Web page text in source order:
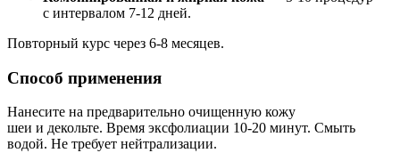
с интервалом 7-12 дней.
Повторный курс через 6-8 месяцев.
Способ применения
Нанесите на предварительно очищенную кожу
шеи и декольте. Время эксфолиации 10-20 минут. Смыть
водой. Не требует нейтрализации.